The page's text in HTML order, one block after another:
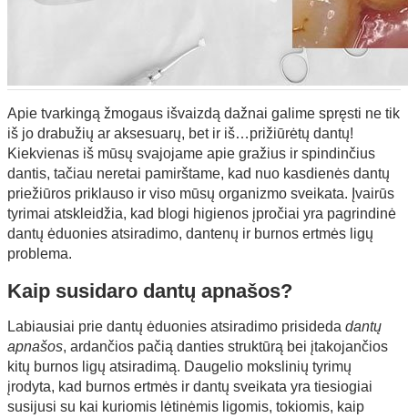
Apie tvarkingą žmogaus išvaizdą dažnai galime spręsti ne tik
iš jo drabužių ar aksesuarų, bet ir iš…prižiūrėtų dantų!
Kiekvienas iš mūsų svajojame apie gražius ir spindinčius
dantis, tačiau neretai pamirštame, kad nuo kasdienės dantų
priežiūros priklauso ir viso mūsų organizmo sveikata. Įvairūs
tyrimai atskleidžia, kad blogi higienos įpročiai yra pagrindinė
dantų ėduonies atsiradimo, dantenų ir burnos ertmės ligų
problema.
Kaip susidaro dantų apnašos?
Labiausiai prie dantų ėduonies atsiradimo prisideda dantų
apnašos, ardančios pačią danties struktūrą bei įtakojančios
kitų burnos ligų atsiradimą. Daugelio mokslinių tyrimų
įrodyta, kad burnos ertmės ir dantų sveikata yra tiesiogiai
susijusi su kai kuriomis lėtinėmis ligomis, tokiomis, kaip